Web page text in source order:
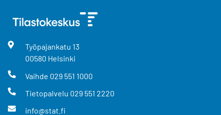
Työpajankatu 13
00580 Helsinki
Vaihde 029 551 1000
Tietopalvelu 029 551 2220
info@stat.fi